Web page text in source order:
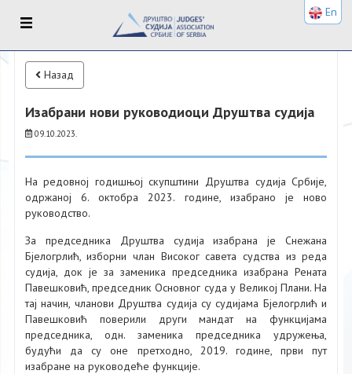
Назад
Изабрани нови руководиоци Друштва судија
09.10.2023.
На редовној годишњој скупштини Друштва судија Србије,
одржаној 6. октобра 2023. године, изабрано је ново
руководство.
За председника Друштва судија изабрана је Снежана
Бјелогрлић, изборни члан Високог савета судства из реда
судија, док је за заменика председника изабрана Рената
Павешковић, председник Основног суда у Великој Плани. На
тај начин, чланови Друштва судија су судијама Бјелогрлић и
Павешковић поверили други мандат на функцијама
председника, одн. заменика председника удружења,
будући да су оне претходно, 2019. године, први пут
изабране на руководеће функције.
En